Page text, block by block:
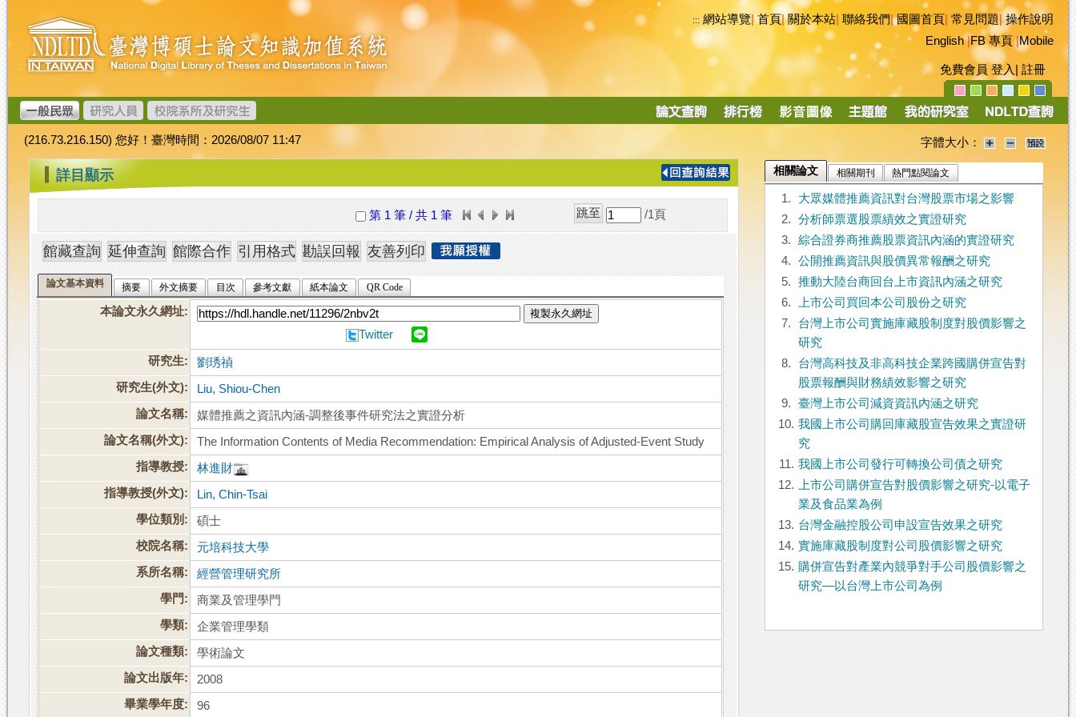
跳
到
主
要
內
容
臺
灣
博
碩
士
論
文
加
值
系
統
::: 網站導覽|首頁|關於本站 聯絡我們|國圖首頁 常見問題|操作說明
English|FB 專頁|Mobile
免費會員 登入 註冊
導
(216.73.216.150) 您好！臺灣時間：2026/08/07 11:47 字體大小：
::: 詳目顯示
第 1 筆 / 共 1 筆 /1 頁
論文基本資料 摘要 外文摘要 目次 參考文獻 紙本論文 QR Code
本論文永久網址: 複製永久網址
Twitter
研究生:
劉琇禎
研究生(外文):
Liu, Shiou-Chen
論文名稱:
媒體推薦之資訊內涵-調整後事件研究法之實證分析
論文名稱(外文):
The Information Contents of Media Recommendation: Empirical Analysis of Adjusted-Event Study
指導教授:
林進財
指導教授(外文):
Lin, Chin-Tsai
學位類別:
碩士
校院名稱:
元培科技大學
系所名稱:
經營管理研究所
學門:
商業及管理學門
學類:
企業管理學類
論文種類:
學術論文
論文出版年:
2008
畢業學年度:
96
相關論文 相關期刊 熱門點閱論文
1.
大眾媒體推薦資訊對台灣股票市場之影響
2.
分析師票選股票績效之實證研究
3.
綜合證券商推薦股票資訊內涵的實證研究
4.
公開推薦資訊與股價異常報酬之研究
5.
推動大陸台商回台上市資訊內涵之研究
6.
上市公司買回本公司股份之研究
7.
台灣上市公司實施庫藏股制度對股價影響之
研究
8.
台灣高科技及非高科技企業跨國購併宣告對
股票報酬與財務績效影響之研究
9.
臺灣上市公司減資資訊內涵之研究
10. 我國上市公司購回庫藏股宣告效果之實證研
究
11. 我國上市公司發行可轉換公司債之研究
12. 上市公司購併宣告對股價影響之研究-以電子
業及食品業為例
13. 台灣金融控股公司申設宣告效果之研究
14. 實施庫藏股制度對公司股價影響之研究
15. 購併宣告對產業內競爭對手公司股價影響之
研究—以台灣上市公司為例